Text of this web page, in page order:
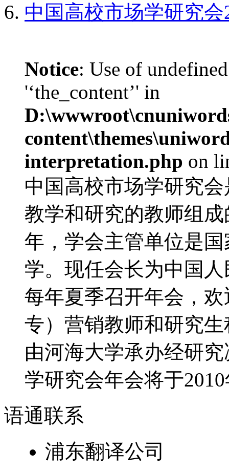
中国高校市场学研究会
Notice: Use of
'‘the_content’' in
interpretation.php on
中国高校市场学研究
教学和研究的教师组
年，学会主管单位是
学。现任会长为中国
每年夏季召开年会，
专）营销教师和研究
由河海大学承办经研
学研究会年会将于
语通联系
浦东翻译公司